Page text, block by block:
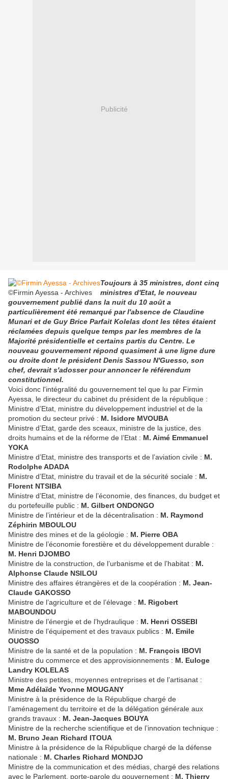
Publicité
©Firmin Ayessa - Archives
Toujours à 35 ministres, dont cinq
ministres d'Etat, le nouveau
gouvernement publié dans la nuit du 10 août a
particulièrement été remarqué par l'absence de Claudine
Munari et de Guy Brice Parfait Kolelas dont les têtes étaient
réclamées depuis quelque temps par les membres de la
Majorité présidentielle et certains partis du Centre. Le
nouveau gouvernement répond quasiment à une ligne dure
ou droite dont le président Denis Sassou N'Guesso, son
chef, devrait s'adosser pour annoncer le référendum
constitutionnel.
Voici donc l'intégralité du gouvernement tel que lu par Firmin
Ayessa, le directeur du cabinet du président de la république :
Ministre d’Etat, ministre du développement industriel et de la
promotion du secteur privé : M. Isidore MVOUBA
Ministre d’Etat, garde des sceaux, ministre de la justice, des
droits humains et de la réforme de l’Etat : M. Aimé Emmanuel
YOKA
Ministre d’Etat, ministre des transports et de l’aviation civile : M.
Rodolphe ADADA
Ministre d’Etat, ministre du travail et de la sécurité sociale : M.
Florent NTSIBA
Ministre d’Etat, ministre de l’économie, des finances, du budget et
du portefeuille public : M. Gilbert ONDONGO
Ministre de l’intérieur et de la décentralisation : M. Raymond
Zéphirin MBOULOU
Ministre des mines et de la géologie : M. Pierre OBA
Ministre de l’économie forestière et du développement durable :
M. Henri DJOMBO
Ministre de la construction, de l’urbanisme et de l’habitat : M.
Alphonse Claude NSILOU
Ministre des affaires étrangères et de la coopération : M. Jean-
Claude GAKOSSO
Ministre de l’agriculture et de l’élevage : M. Rigobert
MABOUNDOU
Ministre de l’énergie et de l’hydraulique : M. Henri OSSEBI
Ministre de l’équipement et des travaux publics : M. Emile
OUOSSO
Ministre de la santé et de la population : M. François IBOVI
Ministre du commerce et des approvisionnements : M. Euloge
Landry KOLELAS
Ministre des petites, moyennes entreprises et de l’artisanat :
Mme Adélaïde Yvonne MOUGANY
Ministre à la présidence de la République chargé de
l’aménagement du territoire et de la délégation générale aux
grands travaux : M. Jean-Jacques BOUYA
Ministre de la recherche scientifique et de l’innovation technique :
M. Bruno Jean Richard ITOUA
Ministre à la présidence de la République chargé de la défense
nationale : M. Charles Richard MONDJO
Ministre de la communication et des médias, chargé des relations
avec le Parlement, porte-parole du gouvernement : M. Thierry